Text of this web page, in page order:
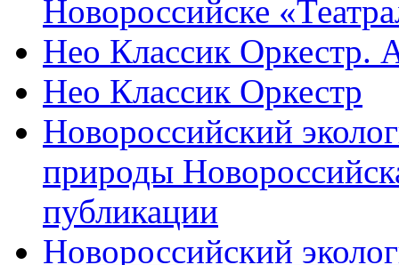
Новороссийске
Нео Классик Оркестр.
Нео Классик Оркестр
Новороссийский
природы
публикации
Новороссийский